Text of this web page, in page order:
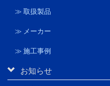
≫ 取扱製品
≫ メーカー
≫ 施工事例
お知らせ